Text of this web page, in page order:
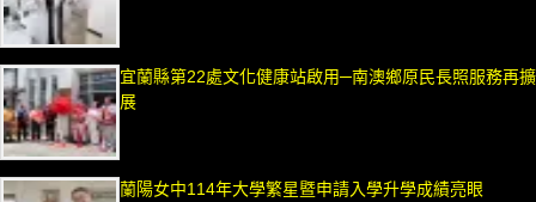
宜蘭縣第22處文化健康站啟用─南澳鄉原民長照服務再擴
展
蘭陽女中114年大學繁星暨申請入學升學成績亮眼